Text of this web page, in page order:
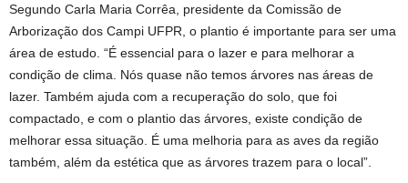
Segundo Carla Maria Corrêa, presidente da Comissão de
Arborização dos Campi UFPR, o plantio é importante para ser uma
área de estudo. “É essencial para o lazer e para melhorar a
condição de clima. Nós quase não temos árvores nas áreas de
lazer. Também ajuda com a recuperação do solo, que foi
compactado, e com o plantio das árvores, existe condição de
melhorar essa situação. É uma melhoria para as aves da região
também, além da estética que as árvores trazem para o local”.